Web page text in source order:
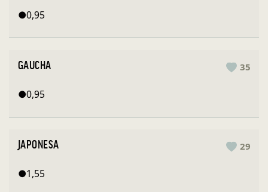
●0,95
GAUCHA 35
●0,95
JAPONESA 29
●1,55